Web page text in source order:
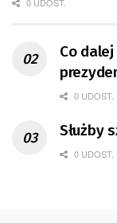
0 UDOST.
Co
0 UDOST.
Służby
0 UDOST.